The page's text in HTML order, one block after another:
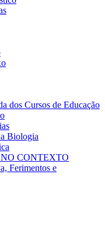
dos Cursos de Educação
Biologia
CONTEXTO
Ferimentos e